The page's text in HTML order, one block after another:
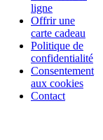
ligne
Offrir une
carte cadeau
Politique de
confidentialité
Consentement
aux cookies
Contact